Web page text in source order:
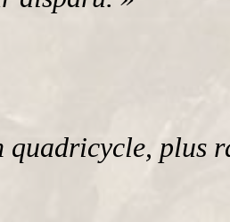
quadricycle, plus